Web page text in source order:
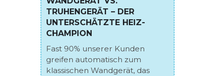
TRUHENGERÄT – DER
UNTERSCHÄTZTE HEIZ-
CHAMPION
Fast 90% unserer Kunden
greifen automatisch zum
klassischen Wandgerät, das